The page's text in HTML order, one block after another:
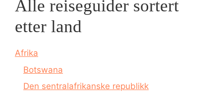
Alle reiseguider sortert
etter land
Afrika
Botswana
Den sentralafrikanske republikk